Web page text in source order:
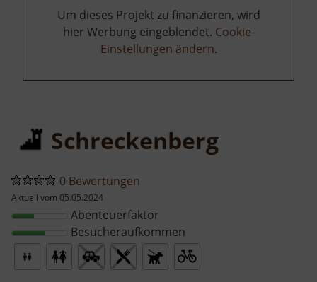
Um dieses Projekt zu finanzieren, wird
hier Werbung eingeblendet. Cookie-
Einstellungen ändern.
Schreckenberg
0 Bewertungen
Aktuell vom 05.05.2024
Abenteuerfaktor
Besucheraufkommen